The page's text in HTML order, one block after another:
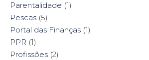
Parentalidade (1)
Pescas (5)
Portal das Finanças (1)
PPR (1)
Profissões (2)